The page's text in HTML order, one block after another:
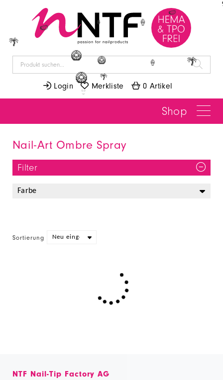
 Login  Merkliste  0 Artikel
Shop
Nail-Art Ombre Spray
Filter
Sortierung
NTF Nail-Tip Factory AG
🌴
🥝
🥝 🌴
🍦
🌴
🥝
🍉
🍍 🍦
🍉